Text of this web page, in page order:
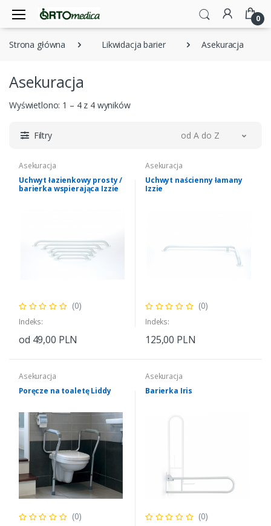
0
Strona główna Likwidacja barier Asekuracja
Asekuracja
Wyświetlono: 1 – 4 z 4 wyników
Filtry od A do Z
Asekuracja
Uchwyt łazienkowy prosty /
barierka wspierająca Izzie
(0)
Indeks:
od 49,00 PLN
Asekuracja
Uchwyt naścienny łamany
Izzie
(0)
Indeks:
125,00 PLN
Asekuracja
Poręcze na toaletę Liddy
(0)
Asekuracja
Barierka Iris
(0)